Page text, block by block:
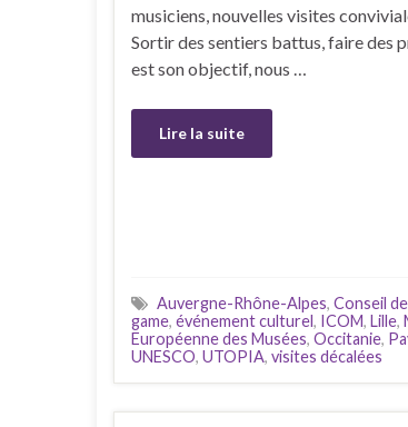
musiciens, nouvelles visites
Sortir des sentiers battus, faire des
est son objectif, nous …
Lire la suite
Auvergne-Rhône-Alpes, Conseil
game, événement culturel, ICOM, Lille,
Européenne des Musées, Occitanie,
UNESCO, UTOPIA, visites décalées